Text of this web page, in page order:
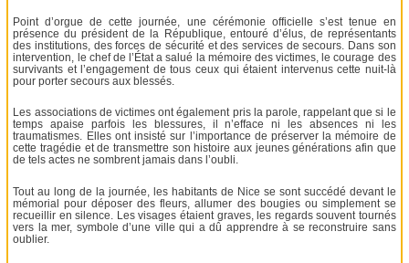
Point d’orgue de cette journée, une cérémonie officielle s’est tenue en
présence du président de la République, entouré d’élus, de représentants
des institutions, des forces de sécurité et des services de secours. Dans son
intervention, le chef de l’État a salué la mémoire des victimes, le courage des
survivants et l’engagement de tous ceux qui étaient intervenus cette nuit-là
pour porter secours aux blessés.
Les associations de victimes ont également pris la parole, rappelant que si le
temps apaise parfois les blessures, il n’efface ni les absences ni les
traumatismes. Elles ont insisté sur l’importance de préserver la mémoire de
cette tragédie et de transmettre son histoire aux jeunes générations afin que
de tels actes ne sombrent jamais dans l’oubli.
Tout au long de la journée, les habitants de Nice se sont succédé devant le
mémorial pour déposer des fleurs, allumer des bougies ou simplement se
recueillir en silence. Les visages étaient graves, les regards souvent tournés
vers la mer, symbole d’une ville qui a dû apprendre à se reconstruire sans
oublier.